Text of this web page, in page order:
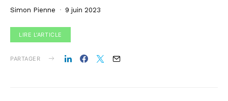
Simon Pienne 9 juin 2023
LIRE L'ARTICLE
PARTAGER